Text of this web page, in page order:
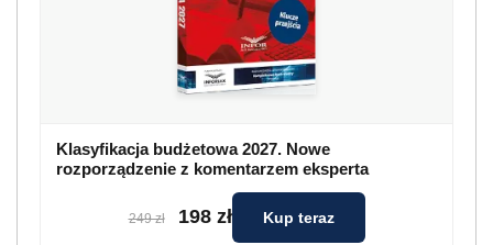
Klasyfikacja budżetowa 2027. Nowe
rozporządzenie z komentarzem eksperta
249 zł 198 zł Kup teraz